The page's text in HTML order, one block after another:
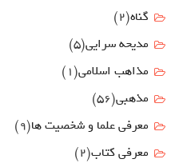
گناه(2)
مدیحه سرایی(5)
مذاهب اسلامی(1)
مذهبی(56)
معرفی علما و شخصیت ها(9)
معرفی کتاب(2)